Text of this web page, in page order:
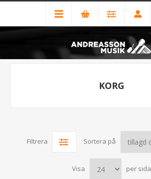
KORG
Filtrera Sortera på
Visa per sida